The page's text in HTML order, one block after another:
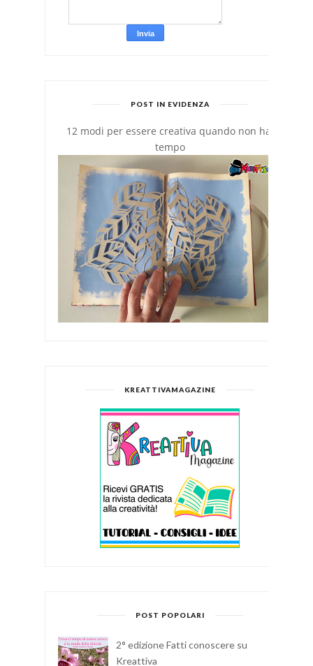
POST IN EVIDENZA
12 modi per essere creativa quando non hai
tempo
KREATTIVAMAGAZINE
POST POPOLARI
2° edizione Fatti conoscere su
Kreattiva